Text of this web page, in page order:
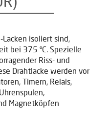
isoliert sind,
bei 375 °C. Spezielle
Riss- und
Drahtlacke werden vor
Timern, Relais,
Magnetköpfen